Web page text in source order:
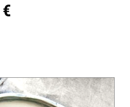
€Preisspanne:
3,20 €